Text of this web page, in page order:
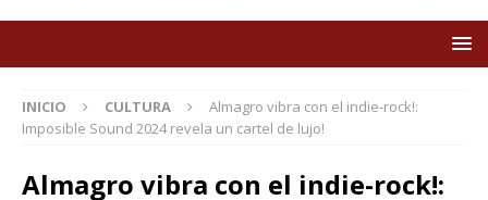
INICIO CULTURA
Almagro vibra con el indie-rock!:
Imposible Sound 2024 revela un cartel de lujo!
Almagro vibra con el indie-rock!: